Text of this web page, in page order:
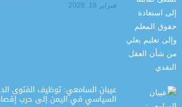
فبراير 18, 2026
عيبان السامعي: توظيف الفتوى
السياسي في اليمن إلى حرب